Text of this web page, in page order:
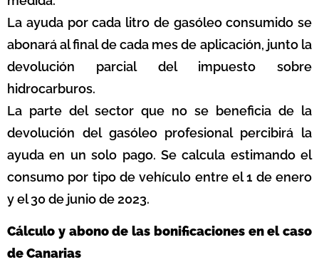
La ayuda por cada litro de gasóleo consumido se
abonará al final de cada mes de aplicación, junto la
devolución parcial del impuesto sobre
hidrocarburos.
La parte del sector que no se beneficia de la
devolución del gasóleo profesional percibirá la
ayuda en un solo pago. Se calcula estimando el
consumo por tipo de vehículo entre el 1 de enero
y el 30 de junio de 2023.
Cálculo y abono de las bonificaciones en el caso
de Canarias